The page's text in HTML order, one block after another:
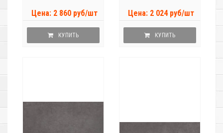
Цена: 2 860 руб/шт
КУПИТЬ
Цена: 2 024 руб/шт
КУПИТЬ